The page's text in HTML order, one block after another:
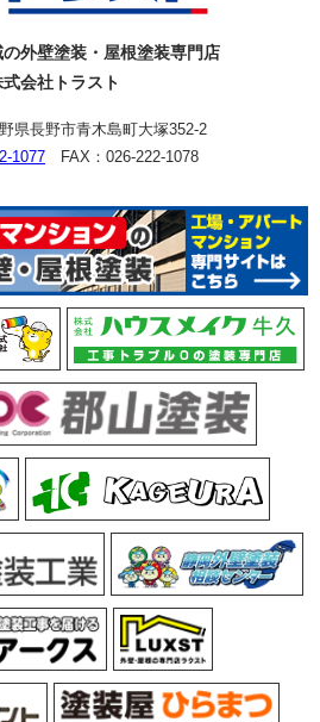
外壁塗装・屋根塗装専門店
式会社トラスト
県長野市青木島町大塚352-2
1077 FAX：026-222-1078